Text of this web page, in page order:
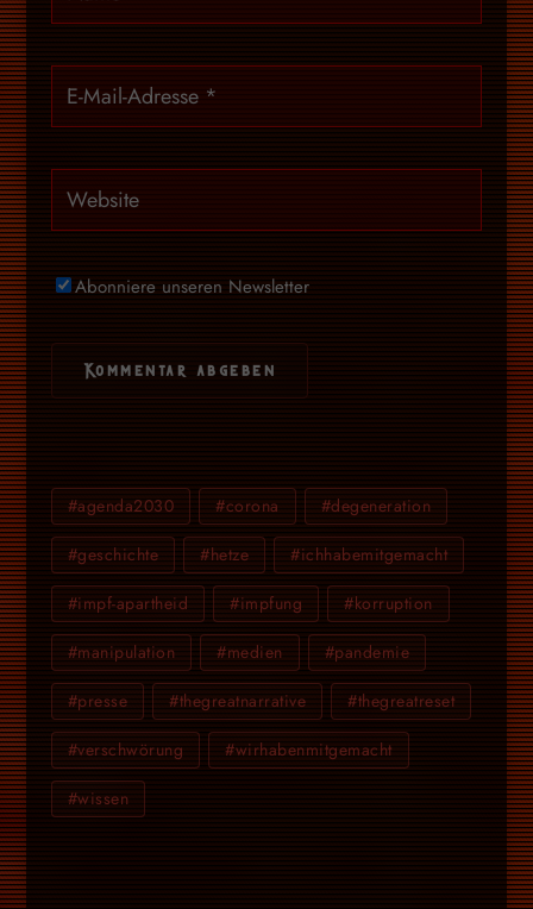
Abonniere unseren Newsletter
#agenda2030 #corona #degeneration
#geschichte #hetze #ichhabemitgemacht
#impf-apartheid #impfung #korruption
#manipulation #medien #pandemie
#presse #thegreatnarrative #thegreatreset
#verschwörung #wirhabenmitgemacht
#wissen